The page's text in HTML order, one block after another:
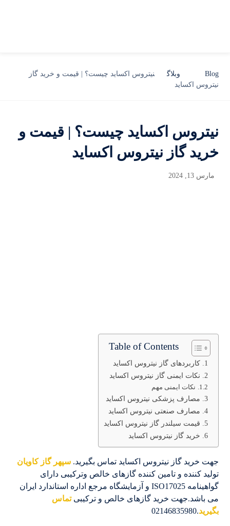
Blog وبلاگ
نیتروس اکساید چیست؟ | قیمت و خرید گاز
نیتروس اکساید
نیتروس اکساید چیست؟ | قیمت و
خرید گاز نیتروس اکساید
مارس 13, 2024
Table of Contents
کاربردهای گاز نیتروس اکساید
نکات ایمنی گاز نیتروس اکساید
نکات ایمنی مهم
مصارف پزشکی نیتروس اکساید
مصارف صنعتی نیتروس اکساید
قیمت سیلندر گاز نیتروس اکساید
خرید گاز نیتروس اکساید
جهت خرید گاز نیتروس اکساید تماس بگیرید.سپهر گاز کاویان
تولید کننده و تامین کننده گازهای خالص وترکیبی دارای
گواهینامه ISO17025 و آزمایشگاه مرجع اداره استاندارد ایران
می باشد.جهت خرید گازهای خالص و ترکیبیتماس
بگیرید.02146835980